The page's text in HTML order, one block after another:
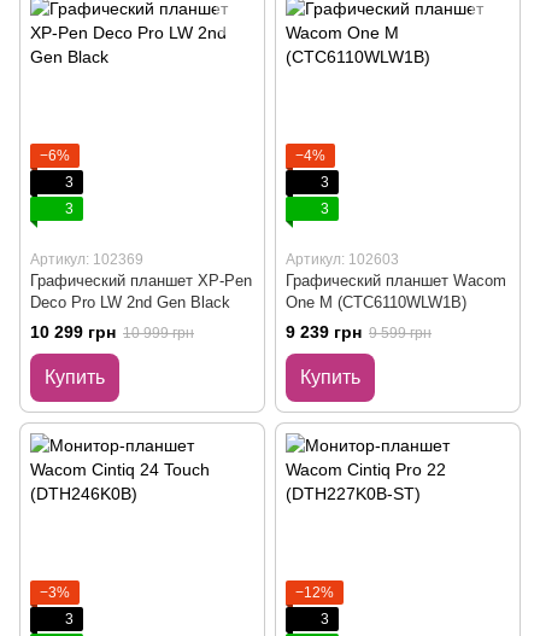
−6%
3
3
Артикул: 102369
Графический планшет XP-Pen
Deco Pro LW 2nd Gen Black
10 299 грн 10 999 грн
Купить
−4%
3
3
Артикул: 102603
Графический планшет Wacom
One M (CTC6110WLW1B)
9 239 грн 9 599 грн
Купить
−3%
3
−12%
3